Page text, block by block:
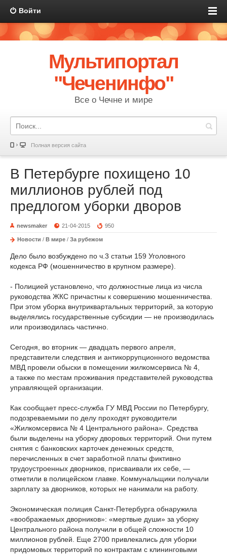
Войти
Мультипортал
"Чеченинфо"
Все о Чечне и мире
Полная версия сайта
В Петербурге похищено 10
миллионов рублей под
предлогом уборки дворов
newsmaker 21-04-2015 950
Новости / В мире / За рубежом
Дело было возбуждено по ч.3 статьи 159 Уголовного
кодекса РФ (мошенничество в крупном размере).
- Полицией установлено, что должностные лица из числа
руководства ЖКС причастны к совершению мошенничества.
При этом уборка внутриквартальных территорий, за которую
выделялись государственные субсидии — не производилась
или производилась частично.
Сегодня, во вторник — двадцать первого апреля,
представители следствия и антикоррупционного ведомства
МВД провели обыски в помещении жилкомсервиса № 4,
а также по местам проживания представителей руководства
управляющей организации.
Как сообщает пресс-служба ГУ МВД России по Петербургу,
подозреваемыми по делу проходят руководители
«Жилкомсервиса № 4 Центрального района». Средства
были выделены на уборку дворовых территорий. Они путем
снятия с банковских карточек денежных средств,
перечисленных в счет заработной платы фиктивно
трудоустроенных дворников, присваивали их себе, —
отметили в полицейском главке. Коммунальщики получали
зарплату за дворников, которых не нанимали на работу.
Экономическая полиция Санкт-Петербурга обнаружила
«воображаемых дворников»: «мертвые души» за уборку
Центрального района получили в общей сложности 10
миллионов рублей. Еще 2700 привлекались для уборки
придомовых территорий по контрактам с клининговыми